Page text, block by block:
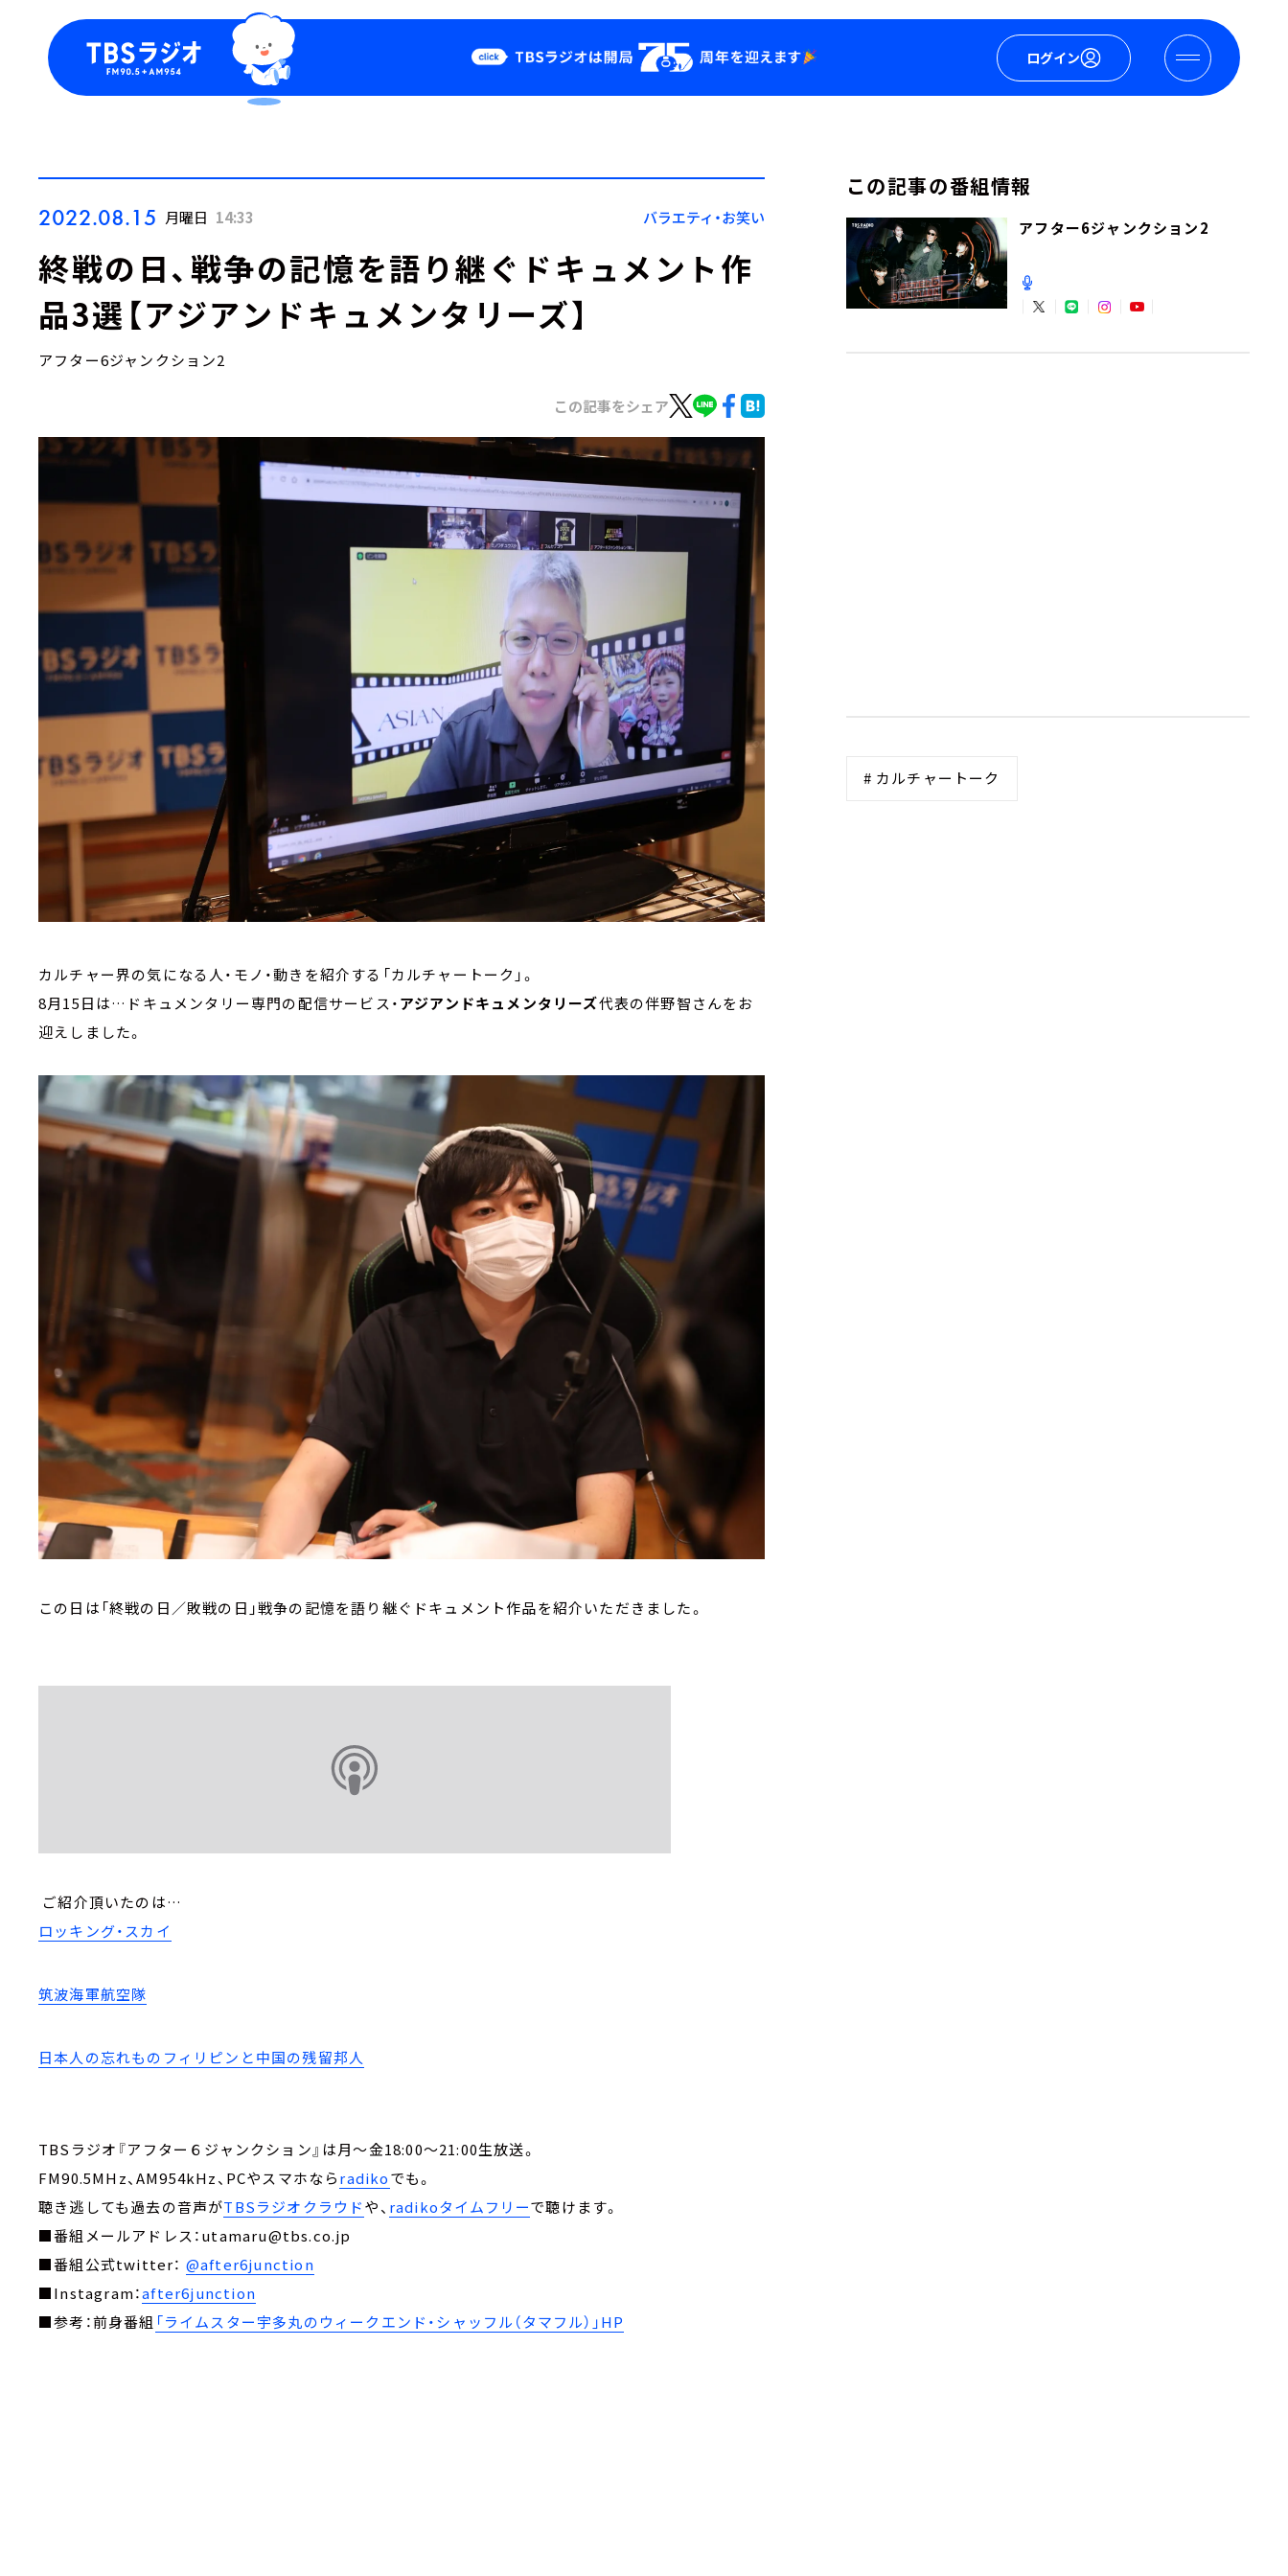
ログイン
Podcast
YouTube
会社情報
2022.08.15 月曜日 14:33 バラエティ・お笑い
終戦の日、戦争の記憶を語り継ぐドキュメント作
品3選【アジアンドキュメンタリーズ】
アフター6ジャンクション2
この記事をシェア
カルチャー界の気になる人・モノ・動きを紹介する「カルチャートーク」。
8月15日は…ドキュメンタリー専門の配信サービス・アジアンドキュメンタリーズ代表の伴野智さんをお
迎えしました。
この日は「終戦の日／敗戦の日」戦争の記憶を語り継ぐドキュメント作品を紹介いただきました。
ご紹介頂いたのは…
ロッキング・スカイ
筑波海軍航空隊
日本人の忘れものフィリピンと中国の残留邦人
TBSラジオ『アフター６ジャンクション』は月～金18:00～21:00生放送。
FM90.5MHz、AM954kHz、PCやスマホならradikoでも。
聴き逃しても過去の音声がTBSラジオクラウドや、 radikoタイムフリーで聴けます。
■番組メールアドレス：utamaru@tbs.co.jp
■番組公式twitter： @after6junction
■Instagram：after6junction
■参考：前身番組 「ライムスター宇多丸のウィークエンド・シャッフル（タマフル）」HP
この記事の番組情報
アフター6ジャンクション2
# カルチャートーク